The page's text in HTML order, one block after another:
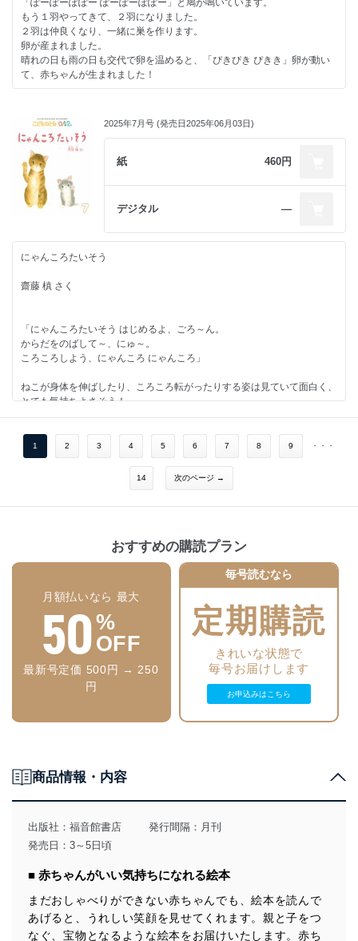
もう１羽やってきて、２羽になりました。
２羽は仲良くなり、一緒に巣を作ります。
卵が産まれました。
晴れの日も雨の日も交代で卵を温めると、「ぴきぴき ぴきき」卵が動い
て、赤ちゃんが生まれました！
色鮮やかな布の絵で描きます。2025年7月号 (発売日2025年06月03日)
紙 460円
デジタル ―
にゃんころたいそう
齋藤 槙 さく
「にゃんころたいそう はじめるよ、ごろ～ん。
からだをのばして～、にゅ～。
ころころしよう、にゃんころ にゃんころ」
ねこが身体を伸ばしたり、ころころ転がったりする姿は見ていて面白く、
とても気持ちよさそう！
そんなねこの動きを体操に見立てた、思わずいっしょに身体を動かしたく
人気作『ぺんぎんたいそう』『かめかめたいそう』の姉妹編。
1 2 3 4 5 6 7 8 9 ・・・
14 次のページ →
おすすめの購読プラン
月額払いなら 最大
50%
OFF
最新号定価 500円 → 250
円
毎号読むなら
定期購読
きれいな状態で
毎号お届けします
お申込みはこちら
商品情報・内容
出版社： 福音館書店
発行間隔：月刊
発売日：3～5日頃
■ 赤ちゃんがいい気持ちになれる絵本
まだおしゃべりができない赤ちゃんでも、絵本を読んで
あげると、うれしい笑顔を見せてくれます。親と子をつ
なぐ、宝物となるような絵本をお届けいたします。赤ち